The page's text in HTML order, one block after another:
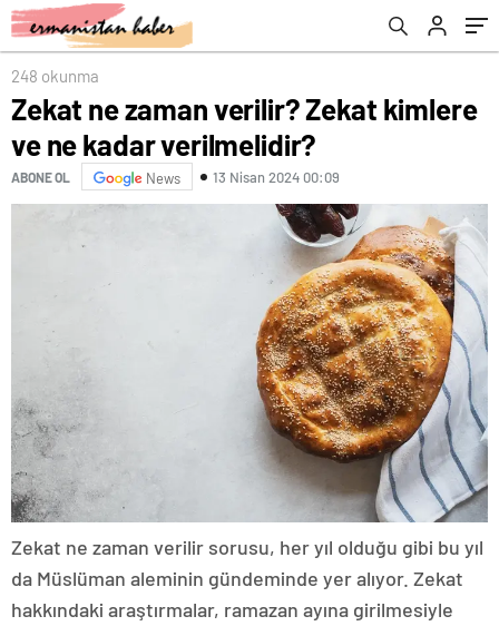
248 okunma
Zekat ne zaman verilir? Zekat kimlere
ve ne kadar verilmelidir?
ABONE OL News 13 Nisan 2024 00:09
Zekat ne zaman verilir sorusu, her yıl olduğu gibi bu yıl
da Müslüman aleminin gündeminde yer alıyor. Zekat
hakkındaki araştırmalar, ramazan ayına girilmesiyle